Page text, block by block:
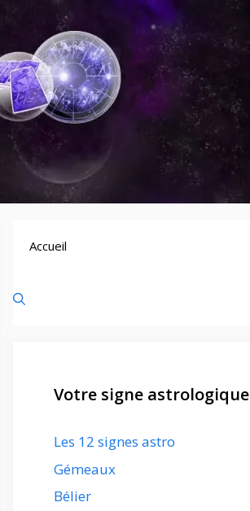
Accueil
Votre signe astrologique
Les 12 signes astro
Gémeaux
Bélier